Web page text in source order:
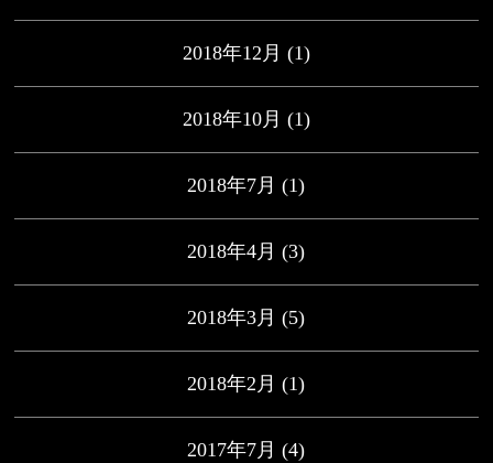
2018年12月 (1)
2018年10月 (1)
2018年7月 (1)
2018年4月 (3)
2018年3月 (5)
2018年2月 (1)
2017年7月 (4)